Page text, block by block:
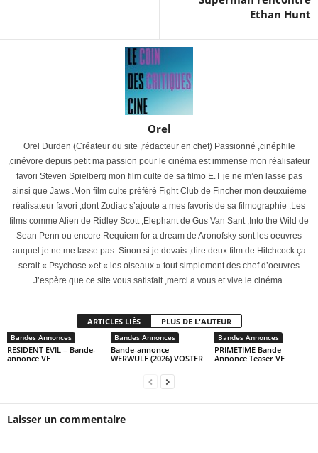
Ethan Hunt
Orel
Orel Durden (Créateur du site ,rédacteur en chef) Passionné ,cinéphile
,cinévore depuis petit ma passion pour le cinéma est immense mon réalisateur
favori Steven Spielberg mon film culte de sa filmo E.T je ne m’en lasse pas
ainsi que Jaws .Mon film culte préféré Fight Club de Fincher mon deuxuième
réalisateur favori ,dont Zodiac s’ajoute a mes favoris de sa filmographie .Les
films comme Alien de Ridley Scott ,Elephant de Gus Van Sant ,Into the Wild de
Sean Penn ou encore Requiem for a dream de Aronofsky sont les oeuvres
auquel je ne me lasse pas .Sinon si je devais ,dire deux film de Hitchcock ça
serait « Psychose »et « les oiseaux » tout simplement des chef d’oeuvres
.J’espère que ce site vous satisfait ,merci a vous et vive le cinéma .
ARTICLES LIÉS PLUS DE L'AUTEUR
Bandes Annonces
RESIDENT EVIL – Bande-
annonce VF
Bandes Annonces
Bande-annonce
WERWULF (2026) VOSTFR
Bandes Annonces
PRIMETIME Bande
Annonce Teaser VF
Laisser un commentaire